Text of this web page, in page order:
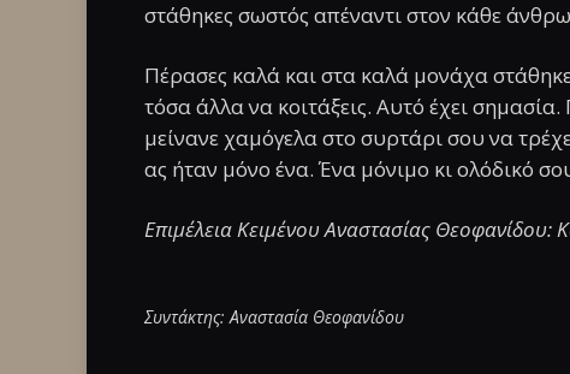
στάθηκες σωστός απέναντι στον κάθε
Πέρασες καλά και στα καλά μονάχα
τόσα άλλα να κοιτάξεις. Αυτό έχει
μείνανε χαμόγελα στο συρτάρι σου να
ας ήταν μόνο ένα. Ένα μόνιμο κι ολόδικό
Επιμέλεια Κειμένου Αναστασίας Θεοφανίδου:
Συντάκτης: Αναστασία Θεοφανίδου